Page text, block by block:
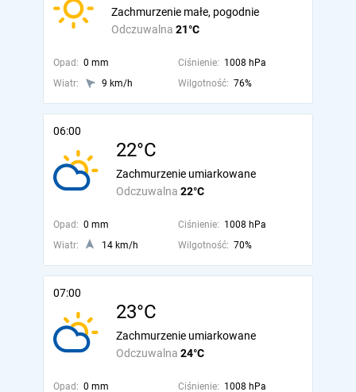
Odczuwalna 21°C
Zachmurzenie małe, pogodnie
Opad: 0 mm Ciśnienie: 1008 hPa
Wiatr:
9 km/h Wilgotność: 76%
06:00
22°C
Odczuwalna 22°C
Zachmurzenie umiarkowane
Opad: 0 mm Ciśnienie: 1008 hPa
Wiatr:
14 km/h Wilgotność: 70%
07:00
23°C
Odczuwalna 24°C
Zachmurzenie umiarkowane
Opad: 0 mm Ciśnienie: 1008 hPa